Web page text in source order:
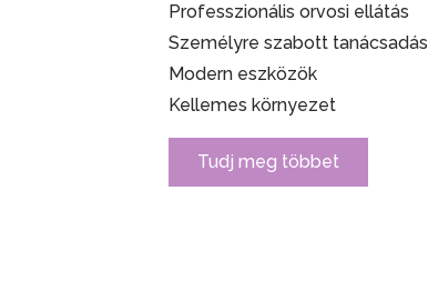
Professzionális orvosi ellátás
Személyre szabott tanácsadás
Modern eszközök
Kellemes környezet
Tudj meg többet